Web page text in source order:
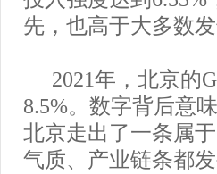
先，也高于大多数发
2021年，北京的
8.5%。数字背后意
北京走出了一条属
气质、产业链条都